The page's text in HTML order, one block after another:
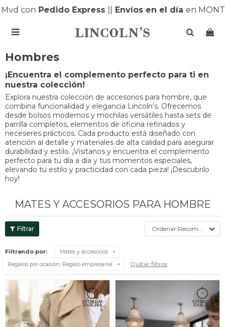
conPedido Express||Envíos en el díaen

Hombres
¡Encuentra el complemento perfecto para ti en
nuestra colección!
Explora nuestra colección de accesorios para hombre, que
combina funcionalidad y elegancia Lincoln's. Ofrecemos
desde bolsos modernos y mochilas versátiles hasta sets de
parrilla completos, elementos de oficina refinados y
neceseres prácticos. Cada producto está diseñado con
atención al detalle y materiales de alta calidad para asegurar
durabilidad y estilo. ¡Visítanos y encuentra el complemento
perfecto para tu día a día y tus momentos especiales,
elevando tu estilo y practicidad con cada pieza! ¡Descubrilo
hoy!
MATES Y ACCESORIOS PARA HOMBRE
Recomendados
Filtrando por:
Mates y accesorios
Regalos por ocasión: Regalo empresarial Quitar filtros